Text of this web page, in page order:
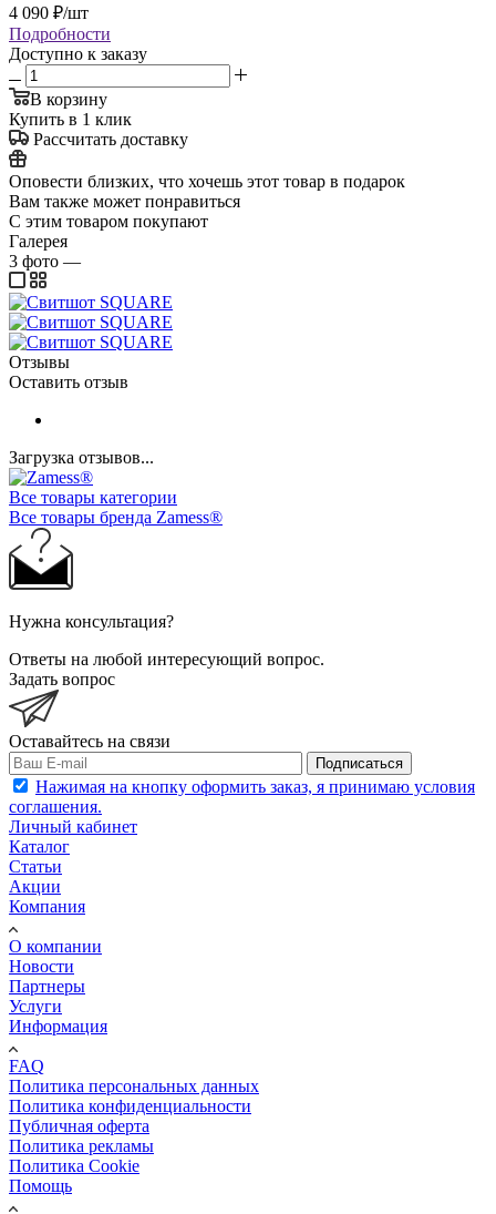
4 090 ₽/шт
Подробности
Доступно к заказу
В корзину
Купить в 1 клик
Рассчитать доставку
Оповести близких, что хочешь этот товар в подарок
Вам также может понравиться
С этим товаром покупают
Галерея
3 фото —
Отзывы
Оставить отзыв
Загрузка отзывов...
Все товары категории
Все товары бренда Zamess®
Нужна консультация?
Ответы на любой интересующий вопрос.
Задать вопрос
Оставайтесь на связи
Подписаться
Нажимая на кнопку оформить заказ, я принимаю условия
соглашения.
Личный кабинет
Каталог
Статьи
Акции
Компания
О компании
Новости
Партнеры
Услуги
Информация
FAQ
Политика персональных данных
Политика конфиденциальности
Публичная оферта
Политика рекламы
Политика Cookie
Помощь